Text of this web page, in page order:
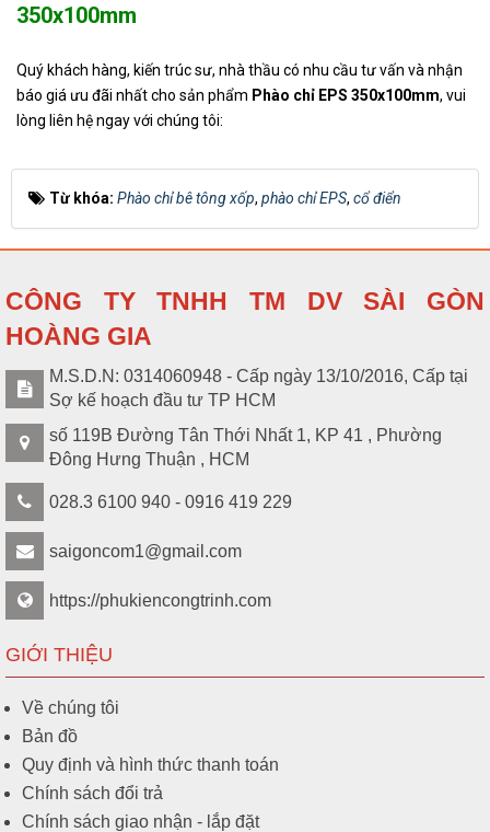
350x100mm
Quý khách hàng, kiến trúc sư, nhà thầu có nhu cầu tư vấn và nhận
báo giá ưu đãi nhất cho sản phẩm Phào chỉ EPS 350x100mm, vui
lòng liên hệ ngay với chúng tôi:
Từ khóa: Phào chỉ bê tông xốp, phào chỉ EPS, cổ điển
CÔNG TY TNHH TM DV SÀI GÒN
HOÀNG GIA
M.S.D.N: 0314060948 - Cấp ngày 13/10/2016, Cấp tại
Sợ kế hoạch đầu tư TP HCM
số 119B Đường Tân Thới Nhất 1, KP 41 , Phường
Đông Hưng Thuận , HCM
028.3 6100 940 - 0916 419 229
saigoncom1@gmail.com
https://phukiencongtrinh.com
GIỚI THIỆU
Về chúng tôi
Bản đồ
Quy định và hình thức thanh toán
Chính sách đổi trả
Chính sách giao nhận - lắp đặt